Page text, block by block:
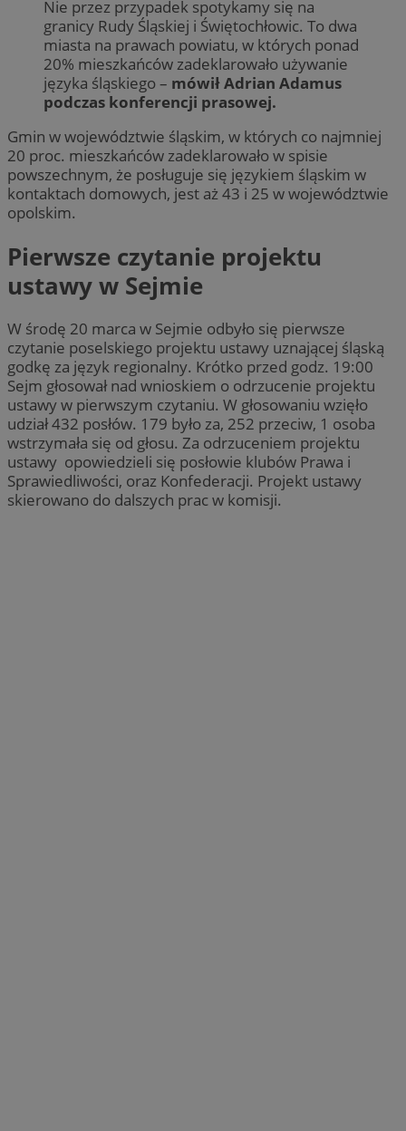
Nie przez przypadek spotykamy się na
granicy Rudy Śląskiej i Świętochłowic. To dwa
miasta na prawach powiatu, w których ponad
20% mieszkańców zadeklarowało używanie
języka śląskiego – mówił Adrian Adamus
podczas konferencji prasowej.
Gmin w województwie śląskim, w których co najmniej
20 proc. mieszkańców zadeklarowało w spisie
powszechnym, że posługuje się językiem śląskim w
kontaktach domowych, jest aż 43 i 25 w województwie
opolskim.
Pierwsze czytanie projektu
ustawy w Sejmie
W środę 20 marca w Sejmie odbyło się pierwsze
czytanie poselskiego projektu ustawy uznającej śląską
godkę za język regionalny. Krótko przed godz. 19:00
Sejm głosował nad wnioskiem o odrzucenie projektu
ustawy w pierwszym czytaniu. W głosowaniu wzięło
udział 432 posłów. 179 było za, 252 przeciw, 1 osoba
wstrzymała się od głosu. Za odrzuceniem projektu
ustawy opowiedzieli się posłowie klubów Prawa i
Sprawiedliwości, oraz Konfederacji. Projekt ustawy
skierowano do dalszych prac w komisji.